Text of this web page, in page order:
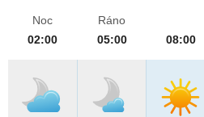
Noc
02:00
Ráno
05:00
08:00